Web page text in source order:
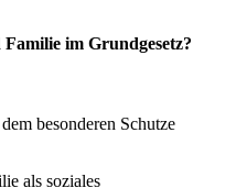
im Grundgesetz?
besonderen Schutze